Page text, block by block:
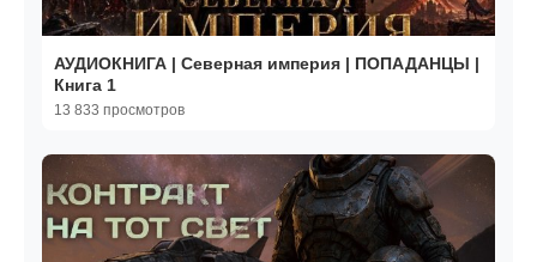
АУДИОКНИГА | Северная империя | ПОПАДАНЦЫ |
Книга 1
13 833 просмотров